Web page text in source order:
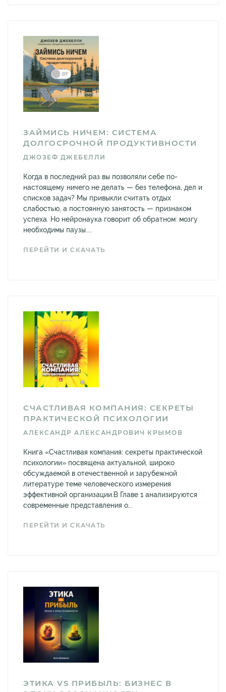
ЗАЙМИСЬ НИЧЕМ: СИСТЕМА
ДОЛГОСРОЧНОЙ ПРОДУКТИВНОСТИ
ДЖОЗЕФ ДЖЕБЕЛЛИ
Когда в последний раз вы позволяли себе по-
настоящему ничего не делать — без телефона, дел и
списков задач? Мы привыкли считать отдых
слабостью, а постоянную занятость — признаком
успеха. Но нейронаука говорит об обратном: мозгу
необходимы паузы....
ПЕРЕЙТИ И СКАЧАТЬ
СЧАСТЛИВАЯ КОМПАНИЯ: СЕКРЕТЫ
ПРАКТИЧЕСКОЙ ПСИХОЛОГИИ
АЛЕКСАНДР АЛЕКСАНДРОВИЧ КРЫМОВ
Книга «Счастливая компания: секреты практической
психологии» посвящена актуальной, широко
обсуждаемой в отечественной и зарубежной
литературе теме человеческого измерения
эффективной организации.В Главе 1 анализируются
современные представления о...
ПЕРЕЙТИ И СКАЧАТЬ
ЭТИКА VS ПРИБЫЛЬ: БИЗНЕС В